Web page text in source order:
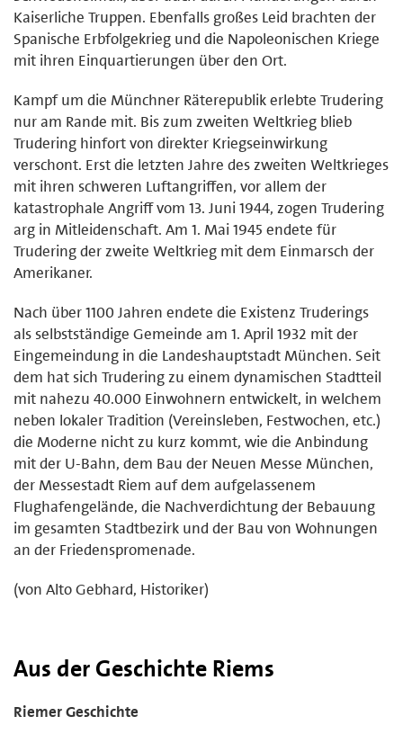
Kaiserliche Truppen. Ebenfalls großes Leid brachten der
Spanische Erbfolgekrieg und die Napoleonischen Kriege
mit ihren Einquartierungen über den Ort.
Kampf um die Münchner Räterepublik erlebte Trudering
nur am Rande mit. Bis zum zweiten Weltkrieg blieb
Trudering hinfort von direkter Kriegseinwirkung
verschont. Erst die letzten Jahre des zweiten Weltkrieges
mit ihren schweren Luftangriffen, vor allem der
katastrophale Angriff vom 13. Juni 1944, zogen Trudering
arg in Mitleidenschaft. Am 1. Mai 1945 endete für
Trudering der zweite Weltkrieg mit dem Einmarsch der
Amerikaner.
Nach über 1100 Jahren endete die Existenz Truderings
als selbstständige Gemeinde am 1. April 1932 mit der
Eingemeindung in die Landeshauptstadt München. Seit
dem hat sich Trudering zu einem dynamischen Stadtteil
mit nahezu 40.000 Einwohnern entwickelt, in welchem
neben lokaler Tradition (Vereinsleben, Festwochen, etc.)
die Moderne nicht zu kurz kommt, wie die Anbindung
mit der U-Bahn, dem Bau der Neuen Messe München,
der Messestadt Riem auf dem aufgelassenem
Flughafengelände, die Nachverdichtung der Bebauung
im gesamten Stadtbezirk und der Bau von Wohnungen
an der Friedenspromenade.
(von Alto Gebhard, Historiker)
Aus der Geschichte Riems
Riemer Geschichte